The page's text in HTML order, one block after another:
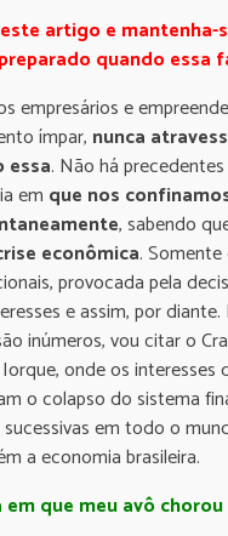
artigo e mantenha-
quando essa
empresários e
ímpar, nunca
essa. Não há
em que nos
, sabendo
econômica. Somente
provocada pela
e assim, por diante.
inúmeros, vou citar o
onde os interesses
o colapso do sistema
sucessivas em todo o
a economia brasileira.
em que meu avô chorou